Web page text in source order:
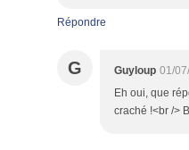
Répondre
G Guyloup 01/
Eh oui, que
craché !<br />